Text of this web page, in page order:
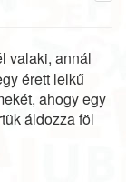
valaki, annál
érett lelkű
ahogy egy
áldozza föl